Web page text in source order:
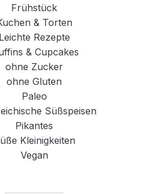
Frühstück
& Torten
Leichte Rezepte
& Cupcakes
ohne Zucker
ohne Gluten
Paleo
Süßspeisen
Pikantes
Kleinigkeiten
Vegan